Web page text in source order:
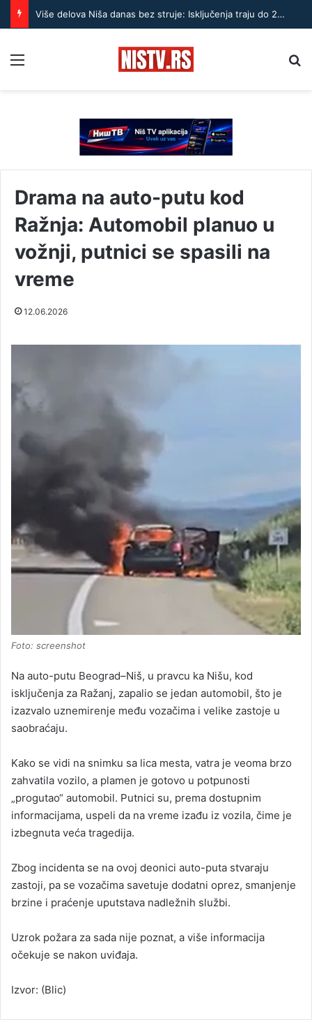
Više delova Niša danas bez struje: Isključenja traju do 20 časova
Drama na auto-putu kod
Ražnja: Automobil planuo u
vožnji, putnici se spasili na
vreme
12.06.2026
Foto: screenshot
Na auto-putu Beograd–Niš, u pravcu ka Nišu, kod
isključenja za Ražanj, zapalio se jedan automobil, što je
izazvalo uznemirenje među vozačima i velike zastoje u
saobraćaju.
Kako se vidi na snimku sa lica mesta, vatra je veoma brzo
zahvatila vozilo, a plamen je gotovo u potpunosti
„progutao“ automobil. Putnici su, prema dostupnim
informacijama, uspeli da na vreme izađu iz vozila, čime je
izbegnuta veća tragedija.
Zbog incidenta se na ovoj deonici auto-puta stvaraju
zastoji, pa se vozačima savetuje dodatni oprez, smanjenje
brzine i praćenje uputstava nadležnih službi.
Uzrok požara za sada nije poznat, a više informacija
očekuje se nakon uviđaja.
Izvor: (Blic)